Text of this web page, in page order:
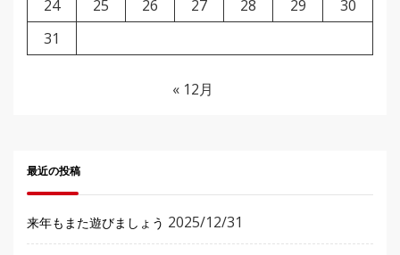
24
25 26 27 28 29
30
31
« 12月
最近の投稿
来年もまた遊びましょう 2025/12/31